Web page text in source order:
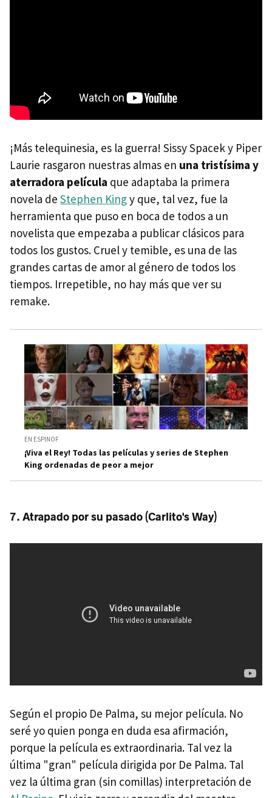
¡Más telequinesia, es la guerra! Sissy Spacek y Piper
Laurie rasgaron nuestras almas en una tristísima y
aterradora película que adaptaba la primera
novela de Stephen Kingy que, tal vez, fue la
herramienta que puso en boca de todos a un
novelista que empezaba a publicar clásicos para
todos los gustos. Cruel y temible, es una de las
grandes cartas de amor al género de todos los
tiempos. Irrepetible, no hay más que ver su
remake.
EN ESPINOF
¡Viva el Rey! Todas las películas y series de Stephen
King ordenadas de peor a mejor
7. Atrapado por su pasado (Carlito's Way)
Según el propio De Palma, su mejor película. No
seré yo quien ponga en duda esa afirmación,
porque la película es extraordinaria. Tal vez la
última "gran" película dirigida por De Palma. Tal
vez la última gran (sin comillas) interpretación de